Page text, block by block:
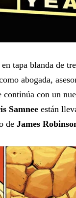
tapa blanda de
abogada,
continúa con un
Samnee están
de James